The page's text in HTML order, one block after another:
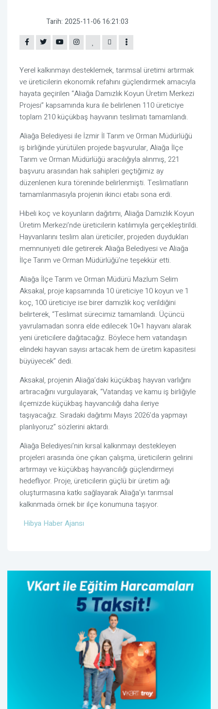
Tarih: 2025-11-06 16:21:03
Yerel kalkınmayı desteklemek, tarımsal üretimi artırmak
ve üreticilerin ekonomik refahını güçlendirmek amacıyla
hayata geçirilen “Aliağa Damızlık Koyun Üretim Merkezi
Projesi” kapsamında kura ile belirlenen 110 üreticiye
toplam 210 küçükbaş hayvanın teslimatı tamamlandı.
Aliağa Belediyesi ile İzmir İl Tarım ve Orman Müdürlüğü
iş birliğinde yürütülen projede başvurular, Aliağa İlçe
Tarım ve Orman Müdürlüğü aracılığıyla alınmış, 221
başvuru arasından hak sahipleri geçtiğimiz ay
düzenlenen kura töreninde belirlenmişti. Teslimatların
tamamlanmasıyla projenin ikinci etabı sona erdi.
Hibeli koç ve koyunların dağıtımı, Aliağa Damızlık Koyun
Üretim Merkezi’nde üreticilerin katılımıyla gerçekleştirildi.
Hayvanlarını teslim alan üreticiler, projeden duydukları
memnuniyeti dile getirerek Aliağa Belediyesi ve Aliağa
İlçe Tarım ve Orman Müdürlüğü’ne teşekkür etti.
Aliağa İlçe Tarım ve Orman Müdürü Mazlum Selim
Aksakal, proje kapsamında 10 üreticiye 10 koyun ve 1
koç, 100 üreticiye ise birer damızlık koç verildiğini
belirterek, “Teslimat sürecimiz tamamlandı. Üçüncü
yavrulamadan sonra elde edilecek 10+1 hayvanı alarak
yeni üreticilere dağıtacağız. Böylece hem vatandaşın
elindeki hayvan sayısı artacak hem de üretim kapasitesi
büyüyecek” dedi.
Aksakal, projenin Aliağa’daki küçükbaş hayvan varlığını
artıracağını vurgulayarak, “Vatandaş ve kamu iş birliğiyle
ilçemizde küçükbaş hayvancılığı daha ileriye
taşıyacağız. Sıradaki dağıtımı Mayıs 2026’da yapmayı
planlıyoruz” sözlerini aktardı.
Aliağa Belediyesi’nin kırsal kalkınmayı destekleyen
projeleri arasında öne çıkan çalışma, üreticilerin gelirini
artırmayı ve küçükbaş hayvancılığı güçlendirmeyi
hedefliyor. Proje, üreticilerin güçlü bir üretim ağı
oluşturmasına katkı sağlayarak Aliağa’yı tarımsal
kalkınmada örnek bir ilçe konumuna taşıyor.
Hibya Haber Ajansı